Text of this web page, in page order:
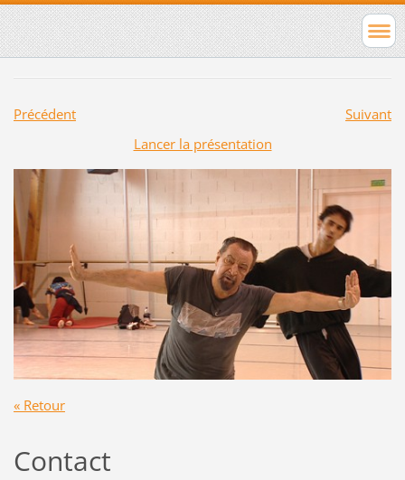
Précédent
Suivant
Lancer la présentation
« Retour
Contact